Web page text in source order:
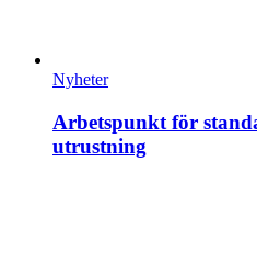
Nyheter
Arbetspunkt för
utrustning